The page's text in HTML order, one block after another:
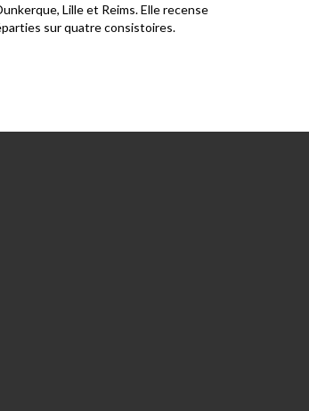
Lille et Reims. Elle recense
sur quatre consistoires.